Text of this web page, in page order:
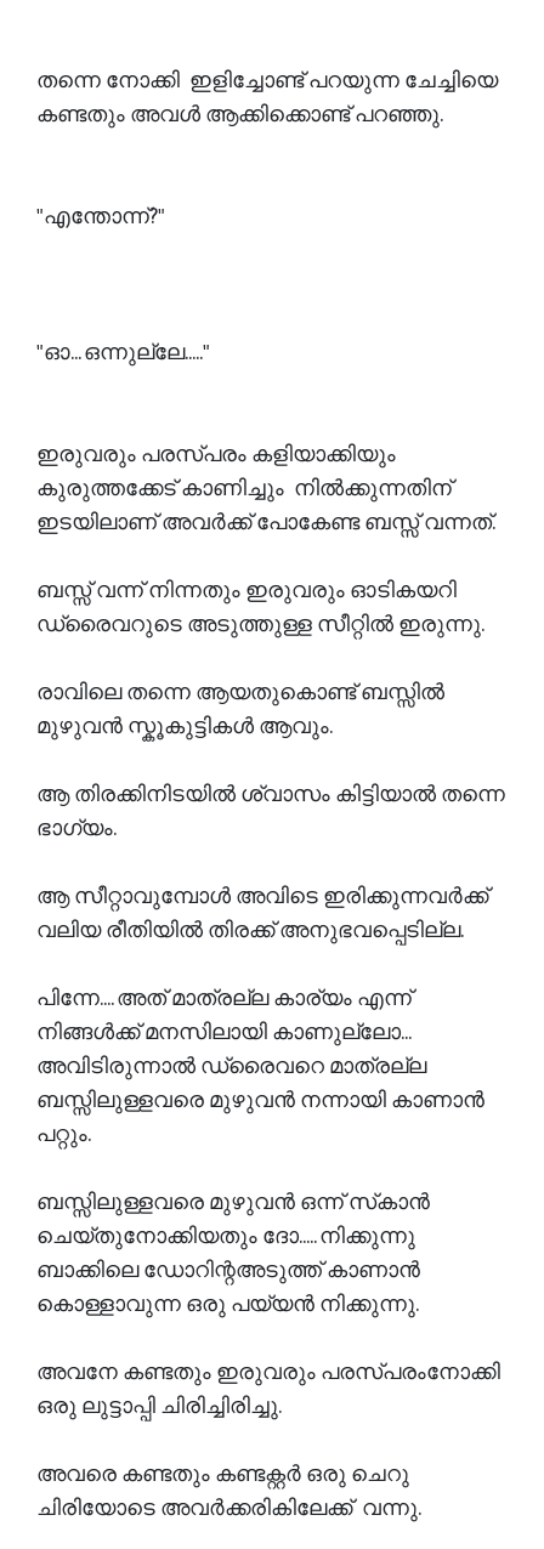
തന്നെ നോക്കി ഇളിച്ചോണ്ട് പറയുന്ന ചേച്ചിയെ
കണ്ടതും അവൾ ആക്കിക്കൊണ്ട് പറഞ്ഞു.
"എന്തോന്ന്?"
"ഓ... ഒന്നുല്ലേ....."
ഇരുവരും പരസ്പരം കളിയാക്കിയും
കുരുത്തക്കേട് കാണിച്ചും നിൽക്കുന്നതിന്
ഇടയിലാണ് അവർക്ക് പോകേണ്ട ബസ്സ് വന്നത്.
ബസ്സ്‌ വന്ന് നിന്നതും ഇരുവരും ഓടികയറി
ഡ്രൈവറുടെ അടുത്തുള്ള സീറ്റിൽ ഇരുന്നു.
രാവിലെ തന്നെ ആയതുകൊണ്ട് ബസ്സിൽ
മുഴുവൻ സ്കൂകുട്ടികൾ ആവും.
ആ തിരക്കിനിടയിൽ ശ്വാസം കിട്ടിയാൽ തന്നെ
ഭാഗ്യം.
ആ സീറ്റാവുമ്പോൾ അവിടെ ഇരിക്കുന്നവർക്ക്
വലിയ രീതിയിൽ തിരക്ക് അനുഭവപ്പെടില്ല.
പിന്നേ.... അത് മാത്രല്ല കാര്യം എന്ന്
നിങ്ങൾക്ക് മനസിലായി കാണുല്ലോ...
അവിടിരുന്നാൽ ഡ്രൈവറെ മാത്രല്ല
ബസ്സിലുള്ളവരെ മുഴുവൻ നന്നായി കാണാൻ
പറ്റും.
ബസ്സിലുള്ളവരെ മുഴുവൻ ഒന്ന് സ്‌കാൻ
ചെയ്തുനോക്കിയതും ദോ..... നിക്കുന്നു
ബാക്കിലെ ഡോറിന്റഅടുത്ത് കാണാൻ
കൊള്ളാവുന്ന ഒരു പയ്യൻ നിക്കുന്നു.
അവനേ കണ്ടതും ഇരുവരും പരസ്പരംനോക്കി
ഒരു ലുട്ടാപ്പി ചിരിച്ചിരിച്ചു.
അവരെ കണ്ടതും കണ്ടക്റ്റർ ഒരു ചെറു
ചിരിയോടെ അവർക്കരികിലേക്ക് വന്നു.